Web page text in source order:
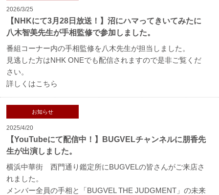
2026/3/25
【NHKにて3月28日放送！】沼にハマってきいてみたに
八木智美先生が手相監修で参加しました。
番組コーナー内の手相監修を八木先生が担当しました。
見逃した方はNHK ONEでも配信されますので是非ご覧くだ
さい。
詳しくはこちら
お知らせ
2025/4/20
【YouTubeにて配信中！】BUGVELチャンネルに朋香先
生が出演しました。
横浜中華街 西門通り鑑定所にBUGVELの皆さんがご来店さ
れました。
メンバー全員の手相と「BUGVEL THE JUDGMENT」の未来